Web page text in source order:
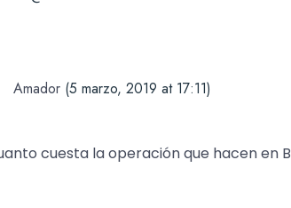
Amador (5 marzo, 2019 at 17:11)
cuesta la operación que hacen en